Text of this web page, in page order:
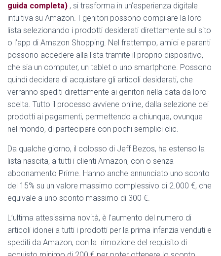
guida completa) , si trasforma in un’esperienza digitale
intuitiva su Amazon. I genitori possono compilare la loro
lista selezionando i prodotti desiderati direttamente sul sito
o l’app di Amazon Shopping. Nel frattempo, amici e parenti
possono accedere alla lista tramite il proprio dispositivo,
che sia un computer, un tablet o uno smartphone. Possono
quindi decidere di acquistare gli articoli desiderati, che
verranno spediti direttamente ai genitori nella data da loro
scelta. Tutto il processo avviene online, dalla selezione dei
prodotti ai pagamenti, permettendo a chiunque, ovunque
nel mondo, di partecipare con pochi semplici clic.
Da qualche giorno, il colosso di Jeff Bezos, ha estenso la
lista nascita, a tutti i clienti Amazon, con o senza
abbonamento Prime. Hanno anche annunciato uno sconto
del 15% su un valore massimo complessivo di 2.000 €, che
equivale a uno sconto massimo di 300 €.
L’ultima attesissima novità, è l’aumento del numero di
articoli idonei a tutti i prodotti per la prima infanzia venduti e
spediti da Amazon, con la rimozione del requisito di